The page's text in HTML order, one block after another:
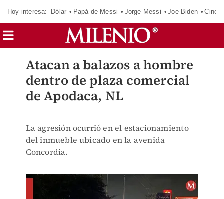
Hoy interesa: Dólar Papá de Messi Jorge Messi Joe Biden
Atacan a balazos a hombre
dentro de plaza comercial
de Apodaca, NL
La agresión ocurrió en el estacionamiento
del inmueble ubicado en la avenida
Concordia.